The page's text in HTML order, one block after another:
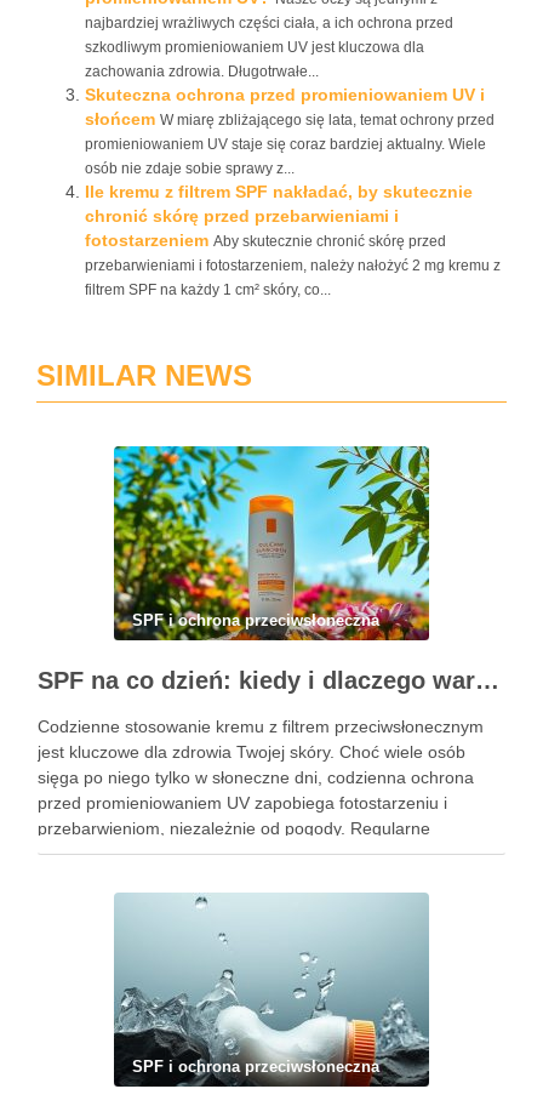
najbardziej wrażliwych części ciała, a ich ochrona przed
szkodliwym promieniowaniem UV jest kluczowa dla
zachowania zdrowia. Długotrwałe...
Skuteczna ochrona przed promieniowaniem UV i
słońcem W miarę zbliżającego się lata, temat ochrony przed
promieniowaniem UV staje się coraz bardziej aktualny. Wiele
osób nie zdaje sobie sprawy z...
Ile kremu z filtrem SPF nakładać, by skutecznie
chronić skórę przed przebarwieniami i
fotostarzeniem Aby skutecznie chronić skórę przed
przebarwieniami i fotostarzeniem, należy nałożyć 2 mg kremu z
filtrem SPF na każdy 1 cm² skóry, co...
SIMILAR NEWS
SPF i ochrona przeciwsłoneczna
SPF na co dzień: kiedy i dlaczego warto sięgać po krem z filtrem przeciwsłonecznym
Codzienne stosowanie kremu z filtrem przeciwsłonecznym
jest kluczowe dla zdrowia Twojej skóry. Choć wiele osób
sięga po niego tylko w słoneczne dni, codzienna ochrona
przed promieniowaniem UV zapobiega fotostarzeniu i
przebarwieniom, niezależnie od pogody. Regularne
aplikowanie filtrów przeciwsłonecznych to inwestycja w
SPF i ochrona przeciwsłoneczna